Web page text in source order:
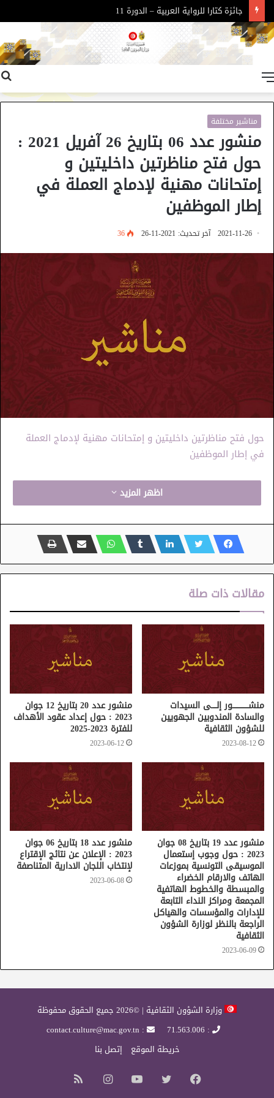
جائزة كتارا للرواية العربية – الدورة 11
مناشير مختلفة
منشور عدد 06 بتاريخ 26 آفريل 2021 :
حول فتح مناظرتين داخليتين و
إمتحانات مهنية لإدماج العملة في
إطار الموظفين
2021-11-26 آخر تحديث: 2021-11-26 36
حول فتح مناظرتين داخليتين و إمتحانات مهنية لإدماج العملة
في إطار الموظفين
اظهر المزيد
مقالات ذات صلة
منشـــــــــــــور إلــــى السيدات
والسادة المندوبين الجهويين
للشؤون الثقافية
2023-08-12
منشور عدد 20 بتاريخ 12 جوان
2023 : حول إعداد عقود الأهداف
للفترة 2023-2025
2023-06-12
منشور عدد 19 بتاريخ 08 جوان
2023 : حول وجوب إستعمال
الموسيقى التونسية بموزعات
الهاتف والارقام الخضراء
والمبسطة والخطوط الهاتفية
المجمعة ومراكز النداء التابعة
للإدارات والمؤسسات والهياكل
الراجعة بالنظر لوزارة الشؤون
الثقافية
2023-06-09
منشور عدد 18 بتاريخ 06 جوان
2023 : الإعلان عن نتائج الإقتراع
لإنتخاب اللجان الادارية المتناصفة
2023-06-08
وزارة الشؤون الثقافية | ©2026 جميع الحقوق محفوظة
: 71.563.006
: contact.culture@mac.gov.tn
خريطة الموقع
إتصل بنا
فيسبوك تويتر يوتيوب انستقرام